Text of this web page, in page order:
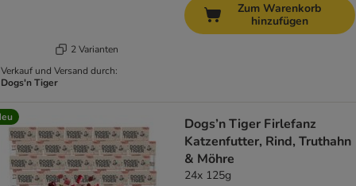
2 Varianten
Verkauf und Versand durch:
Dogs'n Tiger
Zum Warenkorb
hinzufügen
Dogs’n Tiger Firlefanz
Katzenfutter, Rind, Truthahn
& Möhre
24x 125g